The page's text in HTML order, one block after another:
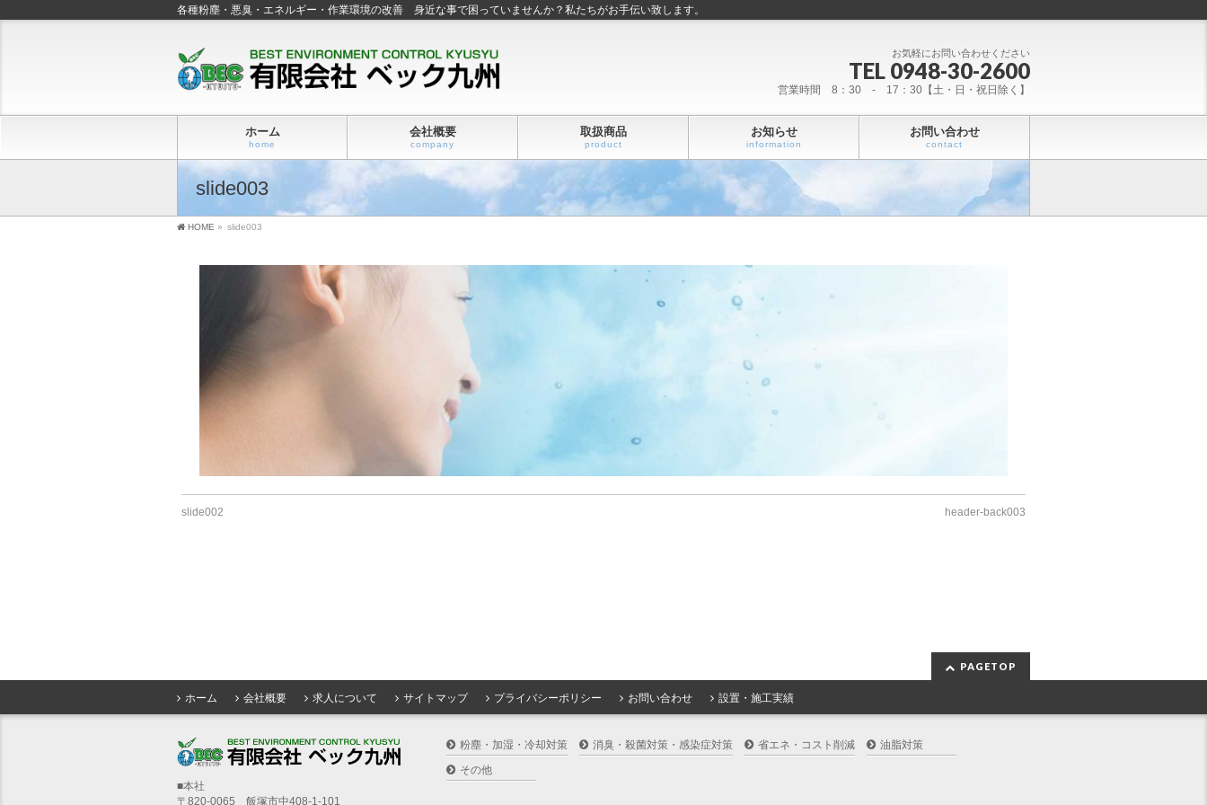
各種粉塵・悪臭・エネルギー・作業環境の改善 身近な事で困っていませんか？私たちがお手伝い致します。
お気軽にお問い合わせください
TEL 0948-30-2600
営業時間 8：30 - 17：30【土・日・祝日除く】
ホーム
home
会社概要
company
取扱商品
product
お知らせ
information
お問い合わせ
contact
slide003
HOME » slide003
slide002 header-back003
PAGETOP
ホーム 会社概要 求人について サイトマップ プライバシーポリシー お問い合わせ 設置・施工実績
■本社
〒820-0065 飯塚市中408-1-101
粉塵・加湿・冷却対策 消臭・殺菌対策・感染症対策 省エネ・コスト削減
油脂対策
その他